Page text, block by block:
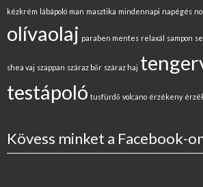
kézkrém lábápoló man masztika mindennapi napégés
olívaolaj paraben mentes relaxál sampon
shea vaj szappan száraz bőr száraz haj
testápoló tusfürdő volcano érzékeny
Kövess minket a Facebook-